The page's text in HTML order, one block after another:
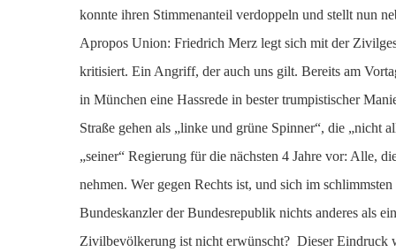
konnte ihren Stimmenanteil verdoppeln und stellt nun
Apropos Union: Friedrich Merz legt sich mit der
kritisiert. Ein Angriff, der auch uns gilt. Bereits am
in München eine Hassrede in bester trumpistischer
Straße gehen als „linke und grüne Spinner“, die „nicht
„seiner“ Regierung für die nächsten 4 Jahre vor: Alle,
nehmen. Wer gegen Rechts ist, und sich im
Bundeskanzler der Bundesrepublik nichts anderes als
Zivilbevölkerung ist nicht erwünscht? Dieser Eindruck